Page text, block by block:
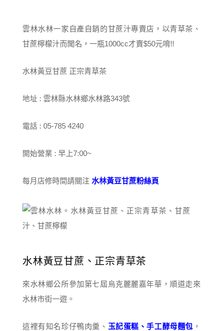
雲林水林一家自產自銷的甘蔗汁專賣店，以青草茶、
甘蔗檸檬汁而聞名，一瓶1000cc才賣$50元唷!!
水林黃豆甘蔗 正宗青草茶
地址 : 雲林縣水林鄉水林路343號
電話 : 05-785 4240
開始營業 : 早上7:00~
每月店修時間請關注 水林黃豆甘蔗粉絲頁
水林黃豆甘蔗、正宗青草茶
來水林鄉公所參加第七屆烏克麗麗嘉年華，順道走來
水林市街一遊。
這裡有知名珍仔鴨肉羹、 玉記蛋糕、手工酵母麵包 ，